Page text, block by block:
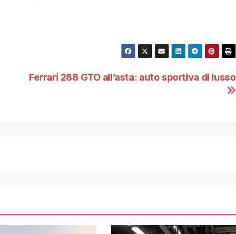
Ferrari 288 GTO all’asta: auto sportiva di lusso